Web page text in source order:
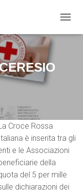
A
O
G
E
Croce Rossa
è inserita tra gli
e le Associazioni
della
del 5 per mille
dichiarazioni dei